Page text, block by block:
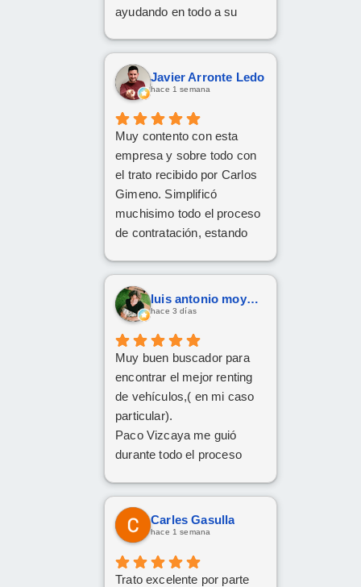
ayudando en todo a su
recomendable,grandes
profesionales
Javier Arronte Ledo
hace 1 semana
Muy contento con esta
empresa y sobre todo con
el trato recibido por Carlos
Gimeno. Simplificó
muchisimo todo el proceso
de contratación, estando
momento y aclarando
cualquier posible duda.
Gracias Carlos!
luis antonio moya fernandez
hace 3 días
Muy buen buscador para
encontrar el mejor renting
de vehículos,( en mi caso
particular).
Paco Vizcaya me guió
durante todo el proceso
Formentor al mejor precio.
Ahora a esperar la entrega
que esperamos sea lo más
Carles Gasulla
hace 1 semana
Trato excelente por parte